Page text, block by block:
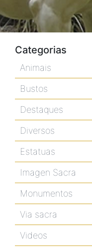
Categorias
Animais
Bustos
Destaques
Diversos
Estatuas
Imagen Sacra
Monumentos
Via sacra
Videos